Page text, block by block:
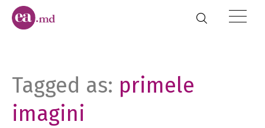
Tagged as: primele
imagini